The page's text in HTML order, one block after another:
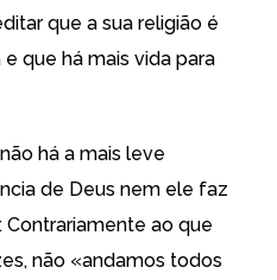
que a sua religião é
que há mais vida para
há a mais leve
de Deus nem ele faz
Contrariamente ao que
não «andamos todos